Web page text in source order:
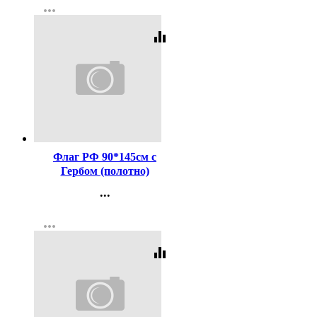
Регистрация
more_horiz
equalizer
Флаг РФ 90*145см с
Гербом (полотно)
...
Регистрация
more_horiz
equalizer